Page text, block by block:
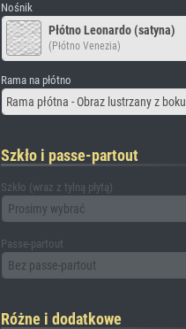
Nośnik
Płótno Leonardo (satyna)
(Płótno Venezia)
Rama na płótno
Rama płótna - Obraz lustrzany z boku
Szkło i passe-partout
Szkło (wraz z tylną płytą)
Prosimy wybrać
Passe-partout
Bez passe-partout
Różne i dodatkowe